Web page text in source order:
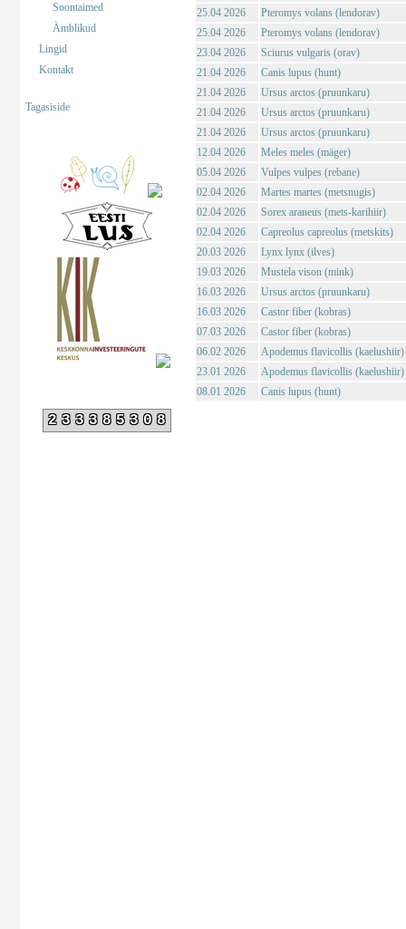
Soontaimed
Ämblikud
Lingid
Kontakt
Tagasiside
233385308
25.04 2026
Pteromys volans (lendorav)
25.04 2026
Pteromys volans (lendorav)
23.04 2026
Sciurus vulgaris (orav)
21.04 2026
Canis lupus (hunt)
21.04 2026
Ursus arctos (pruunkaru)
21.04 2026
Ursus arctos (pruunkaru)
21.04 2026
Ursus arctos (pruunkaru)
12.04 2026
Meles meles (mäger)
05.04 2026
Vulpes vulpes (rebane)
02.04 2026
Martes martes (metsnugis)
02.04 2026
Sorex araneus (mets-karihiir)
02.04 2026
Capreolus capreolus (metskits)
20.03 2026
Lynx lynx (ilves)
19.03 2026
Mustela vison (mink)
16.03 2026
Ursus arctos (pruunkaru)
16.03 2026
Castor fiber (kobras)
07.03 2026
Castor fiber (kobras)
06.02 2026
Apodemus flavicollis (kaelushiir)
23.01 2026
Apodemus flavicollis (kaelushiir)
08.01 2026
Canis lupus (hunt)